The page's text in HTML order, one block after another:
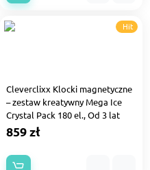
Hit
Cleverclixx Klocki magnetyczne
– zestaw kreatywny Mega Ice
Crystal Pack 180 el., Od 3 lat
859 zł